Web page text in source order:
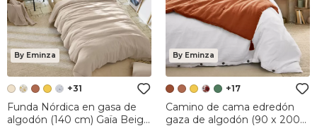
By Eminza
+31
Funda Nórdica en gasa de
algodón (140 cm) Gaïa Beige
By Eminza
+17
Camino de cama edredón
gaza de algodón (90 x 200